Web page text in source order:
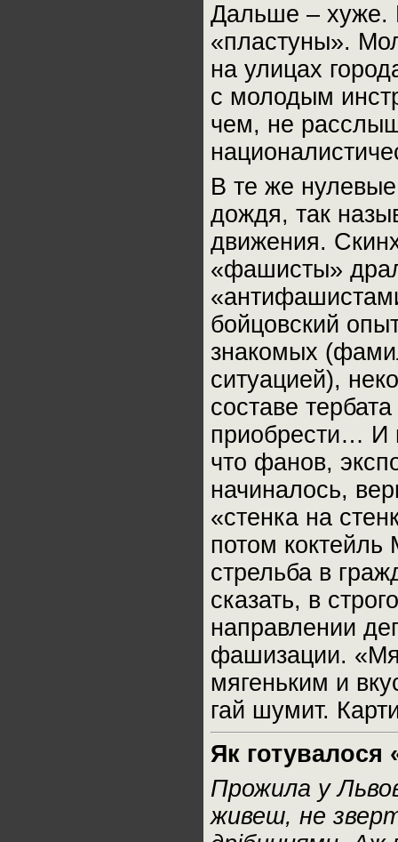
Дальше – хуже.
«пластуны».
на улицах
с молодым
чем, не
В те же
дождя, так
движения.
«фашисты»
бойцовский
знакомых
ситуацией),
составе
приобрести… И
что фанов,
начиналось,
«стенка на
потом коктейль
стрельба в
сказать, в
направлении
фашизации.
мягеньким и
гай шумит.
Як готувалося
Прожила у
живеш, не